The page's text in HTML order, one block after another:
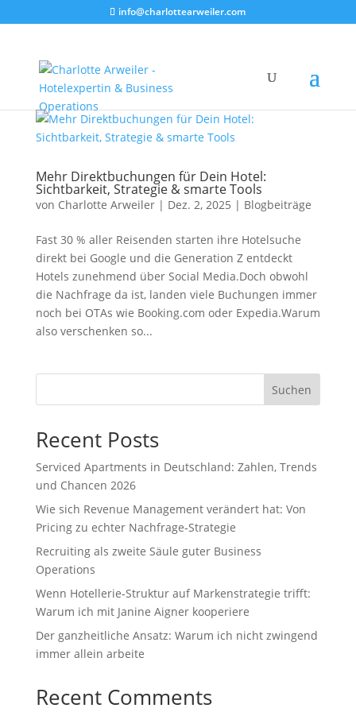
info@charlottearweiler.com
Mehr Direktbuchungen für Dein Hotel:
Sichtbarkeit, Strategie & smarte Tools
von Charlotte Arweiler| Dez. 2, 2025 | Blogbeiträge
Fast 30 % aller Reisenden starten ihre Hotelsuche
direkt bei Google und die Generation Z entdeckt
Hotels zunehmend über Social Media.Doch obwohl
die Nachfrage da ist, landen viele Buchungen immer
noch bei OTAs wie Booking.com oder Expedia.Warum
also verschenken so...
Suchen
Recent Posts
Serviced Apartments in Deutschland: Zahlen, Trends
und Chancen 2026
Wie sich Revenue Management verändert hat: Von
Pricing zu echter Nachfrage‑Strategie
Recruiting als zweite Säule guter Business
Operations
Wenn Hotellerie‑Struktur auf Markenstrategie trifft:
Warum ich mit Janine Aigner kooperiere
Der ganzheitliche Ansatz: Warum ich nicht zwingend
immer allein arbeite
Recent Comments